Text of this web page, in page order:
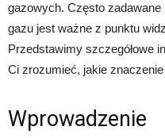
gazowych. Często
gazu jest ważne z punktu
Przedstawimy szczegółowe
Ci zrozumieć, jakie
Wprowadzenie